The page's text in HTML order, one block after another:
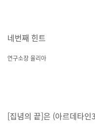
네번째 힌트
연구소장 율리아
[집념의 끝]은 (아르데타